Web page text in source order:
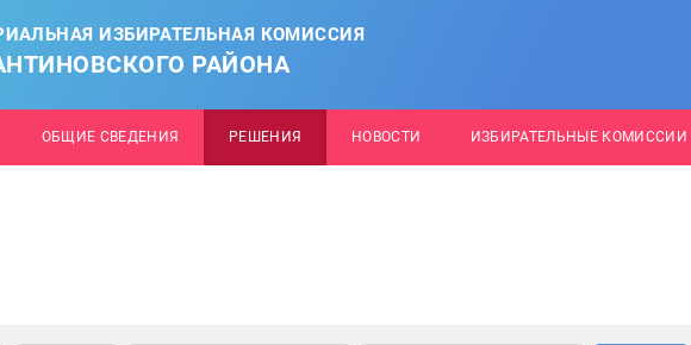
ИЗБИРАТЕЛЬНАЯ КОМИССИЯ
РАЙОНА
ОБЩИЕ СВЕДЕНИЯ РЕШЕНИЯ НОВОСТИ ИЗБИРАТЕЛЬНЫЕ КОМИССИИ